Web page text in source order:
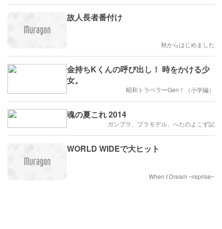
故人長者番付け
秋からはじめました
金持ちKくんの呼び出し！ 時をかける少
女。
昭和トラベラーGen！（小学編）
魂の夏これ 2014
ガンプラ、プラモデル、へたのよこず記
WORLD WIDEで大ヒット
When I Dream ~reprise~